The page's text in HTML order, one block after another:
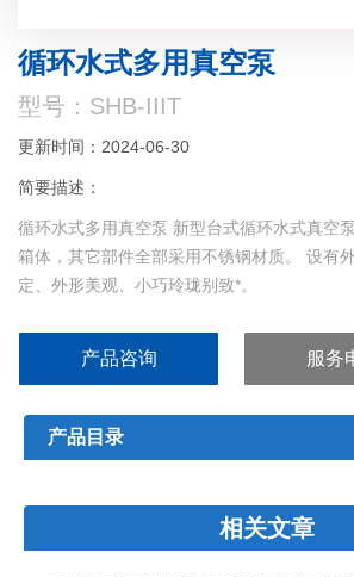
循环水式多用真空泵
型号：SHB-IIIT
更新时间：2024-06-30
简要描述：
循环水式多用真空泵 新型台式循环水式真空
箱体，其它部件全部采用不锈钢材质。 设有
定、外形美观、小巧玲珑别致*。
产品咨询 服务
产品目录
相关文章